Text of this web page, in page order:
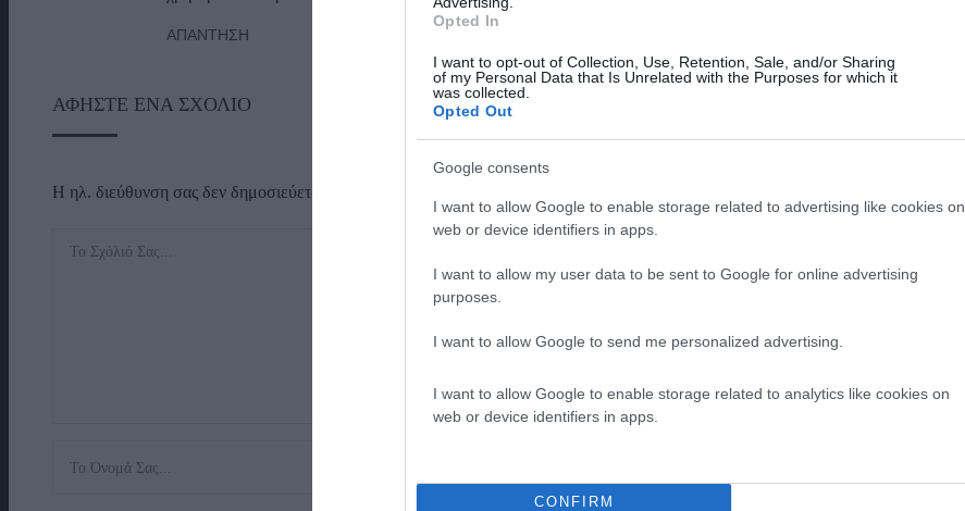
Opted In
I want to opt-out of Collection, Use, Retention, Sale, and/or Sharing
of my Personal Data that Is Unrelated with the Purposes for which it
was collected.
Opted Out
Google consents
I want to allow Google to enable storage related to advertising like cookies on
web or device identifiers in apps.
I want to allow my user data to be sent to Google for online advertising
purposes.
I want to allow Google to send me personalized advertising.
I want to allow Google to enable storage related to analytics like cookies on
web or device identifiers in apps.
CONFIRM
ΑΠΆΝΤΗΣΗ
ΑΦΉΣΤΕ ΈΝΑ ΣΧΌΛΙΟ
Η ηλ. διεύθυνση σας δεν δημοσιεύεται.